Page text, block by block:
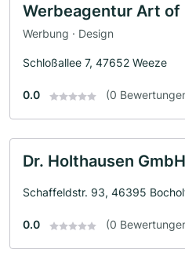
Werbeagentur Art of
Werbung · Design
Schloßallee 7, 47652 Weeze
0.0 (0
Dr. Holthausen GmbH
Schaffeldstr. 93, 46395
0.0 (0